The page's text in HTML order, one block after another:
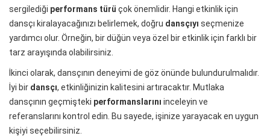
sergilediği performans türü çok önemlidir. Hangi etkinlik için
dansçı kiralayacağınızı belirlemek, doğru dansçıyı seçmenize
yardımcı olur. Örneğin, bir düğün veya özel bir etkinlik için farklı bir
tarz arayışında olabilirsiniz.
İkinci olarak, dansçının deneyimi de göz önünde bulundurulmalıdır.
İyi bir dansçı, etkinliğinizin kalitesini artıracaktır. Mutlaka
dansçının geçmişteki performanslarını inceleyin ve
referanslarını kontrol edin. Bu sayede, işinize yarayacak en uygun
kişiyi seçebilirsiniz.